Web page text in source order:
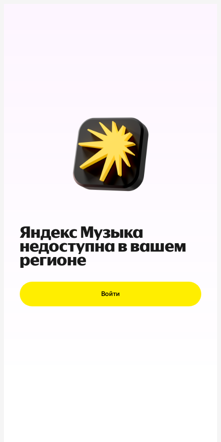
Яндекс Музыка
недоступна в вашем
регионе
Войти